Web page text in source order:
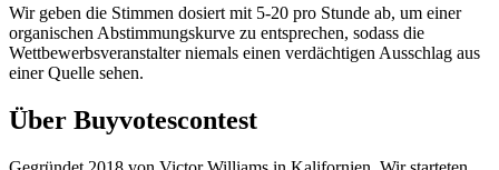
Wir geben die Stimmen dosiert mit 5-20 pro Stunde ab, um einer
organischen Abstimmungskurve zu entsprechen, sodass die
Wettbewerbsveranstalter niemals einen verdächtigen Ausschlag aus
einer Quelle sehen.
Über Buyvotescontest